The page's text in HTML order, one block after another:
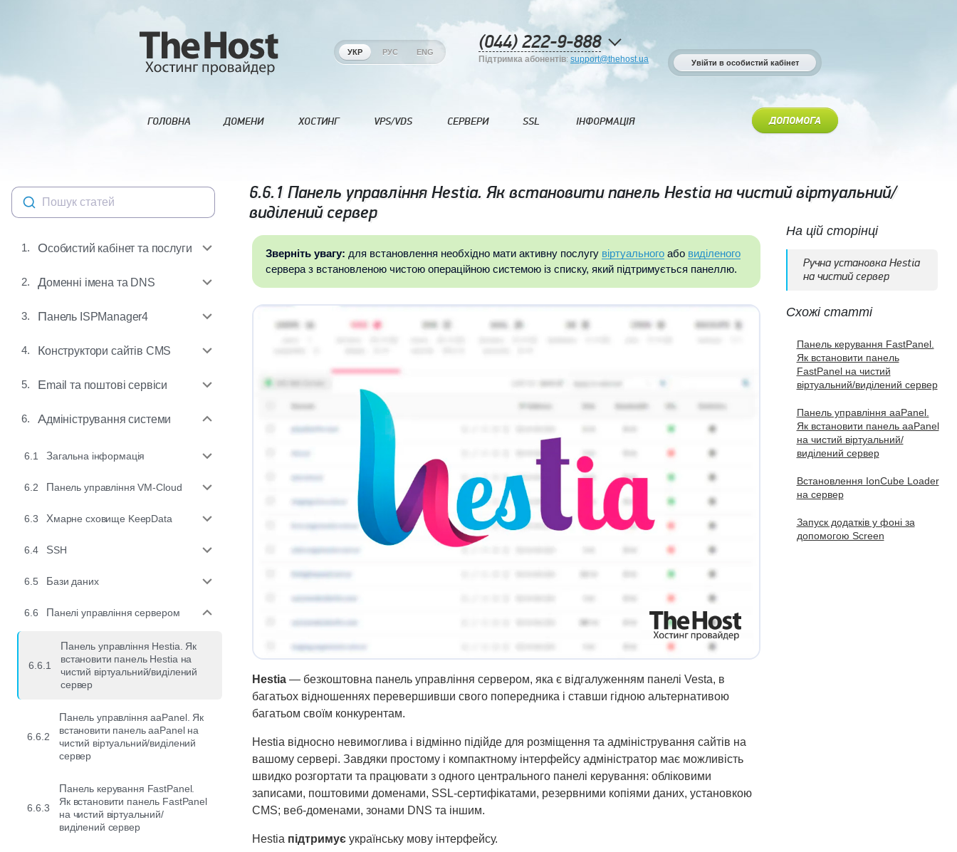
УКР РУС ENG (044) 222-9-888
Підтримка абонентів: support@thehost.ua Увійти в особистий кабінет
ГОЛОВНА ДОМЕНИ ХОСТИНГ VPS/VDS СЕРВЕРИ SSL ІНФОРМАЦІЯ ДОПОМОГА
Пошук статей 6.6.1 Панель управління Hestia. Як встановити панель Hestia на чистий віртуальний/
виділений сервер
1. Особистий кабінет та послуги
2. Доменні імена та DNS
3. Панель ISPManager4
4. Конструктори сайтів CMS
5. Email та поштові сервіси
6. Адміністрування системи
6.1 Загальна інформація
6.2 Панель управління VM-Cloud
6.3 Хмарне сховище KeepData
6.4 SSH
6.5 Бази даних
6.6 Панелі управління сервером
6.6.1
Панель управління Hestia. Як
встановити панель Hestia на
чистий віртуальний/виділений
сервер
6.6.2
Панель управління aaPanel. Як
встановити панель aaPanel на
чистий віртуальний/виділений
сервер
6.6.3
Панель керування FastPanel.
Як встановити панель FastPanel
на чистий віртуальний/
виділений сервер
Зверніть увагу: для встановлення необхідно мати активну послугу віртуальногоабо виділеного
сервера з встановленою чистою операційною системою із списку, який підтримується панеллю.
Hestia — безкоштовна панель управління сервером, яка є відгалуженням панелі Vesta, в
багатьох відношеннях перевершивши свого попередника і ставши гідною альтернативою
багатьом своїм конкурентам.
Hestia відносно невимоглива і відмінно підійде для розміщення та адміністрування сайтів на
вашому сервері. Завдяки простому і компактному інтерфейсу адміністратор має можливість
швидко розгортати та працювати з одного центрального панелі керування: обліковими
записами, поштовими доменами, SSL-сертифікатами, резервними копіями даних, установкою
CMS; веб-доменами, зонами DNS та іншим.
Hestia підтримує українську мову інтерфейсу.
На цій сторінці
Ручна установка Hestia
на чистий сервер
Схожі статті
Панель керування FastPanel.
Як встановити панель
FastPanel на чистий
віртуальний/виділений сервер
Панель управління aaPanel.
Як встановити панель aaPanel
на чистий віртуальний/
виділений сервер
Встановлення IonCube Loader
на сервер
Запуск додатків у фоні за
допомогою Screen